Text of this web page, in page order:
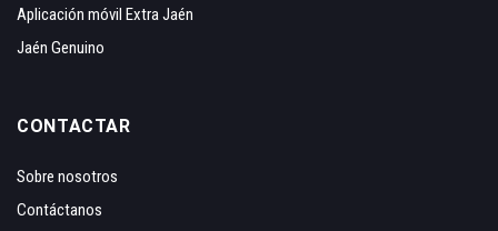
Aplicación móvil Extra Jaén
Jaén Genuino
CONTACTAR
Sobre nosotros
Contáctanos